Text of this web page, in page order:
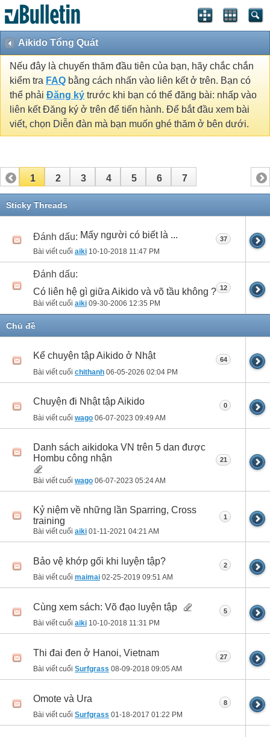
Aikido Tổng Quát
Nếu đây là chuyến thăm đầu tiên của bạn, hãy chắc chắn
kiểm tra FAQ bằng cách nhấn vào liên kết ở trên. Bạn có
thể phải Đăng ký trước khi bạn có thể đăng bài: nhấp vào
liên kết Đăng ký ở trên để tiến hành. Để bắt đầu xem bài
viết, chọn Diễn đàn mà bạn muốn ghé thăm ở bên dưới.
1 2 3 4 5 6 7
Sticky Threads
Đánh dấu: Mấy người có biết là ...
Bài viết cuối aiki 10-10-2018 11:47 PM
37
Đánh dấu:
Có liên hệ gì giữa Aikido và võ tầu không ?
Bài viết cuối aiki 09-30-2006 12:35 PM
12
Chủ đề
Kể chuyện tập Aikido ở Nhật
Bài viết cuối chithanh 06-05-2026 02:04 PM
64
Chuyện đi Nhật tập Aikido
Bài viết cuối wago 06-07-2023 09:49 AM
0
Danh sách aikidoka VN trên 5 dan được
Hombu công nhận
Bài viết cuối wago 06-07-2023 05:24 AM
21
Kỷ niệm về những lần Sparring, Cross
training
Bài viết cuối aiki 01-11-2021 04:21 AM
1
Bảo vệ khớp gối khi luyện tập?
Bài viết cuối maimai 02-25-2019 09:51 AM
2
Cùng xem sách: Võ đạo luyện tập
Bài viết cuối aiki 10-10-2018 11:31 PM
5
Thi đai đen ở Hanoi, Vietnam
Bài viết cuối Surfgrass 08-09-2018 09:05 AM
27
Omote và Ura
Bài viết cuối Surfgrass 01-18-2017 01:22 PM
8